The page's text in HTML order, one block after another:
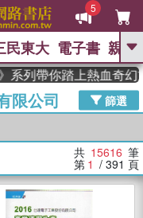
5
GO
吾 、 高希均教授回憶錄
、 父親節 、 如果歷
、 方念華 、 台灣的李
數學女孩：黎曼猜想 、
經
民東大 電子書 親子
踏上熱血奇幻旅程
限公司
篩選
共 15616 筆
第 1 / 391 頁